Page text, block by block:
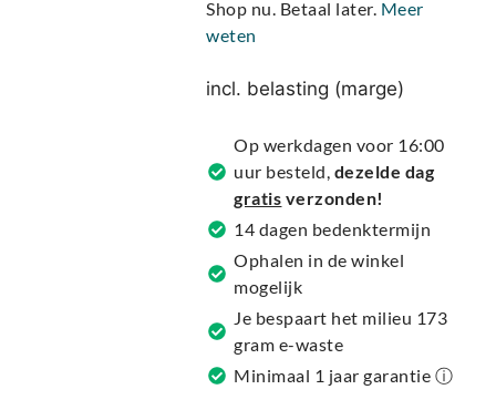
t
r
t
v
e
:
Shop nu. Betaal later. Meer
weten
incl. belasting (marge)
Op werkdagen voor 16:00
uur besteld, dezelde dag
gratis verzonden!
14 dagen bedenktermijn
Ophalen in de winkel
mogelijk
Je bespaart het milieu 173
gram e-waste
Minimaal 1 jaar garantie ⓘ